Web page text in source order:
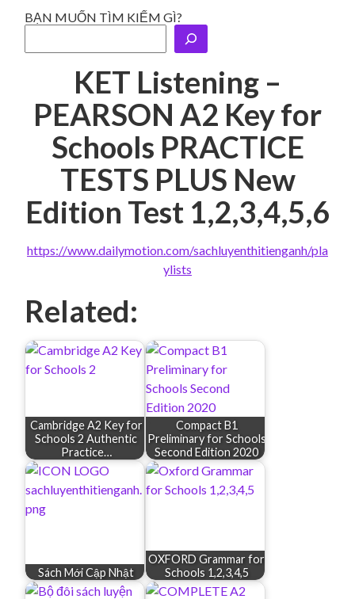
BẠN MUỐN TÌM KIẾM GÌ?
KET Listening –
PEARSON A2 Key for
Schools PRACTICE
TESTS PLUS New
Edition Test 1,2,3,4,5,6
https://www.dailymotion.com/sachluyenthitienganh/pla
ylists
Related:
Cambridge A2 Key for
Schools 2 Authentic
Practice…
Compact B1
Preliminary for Schools
Second Edition 2020
Sách Mới Cập Nhật
OXFORD Grammar for
Schools 1,2,3,4,5